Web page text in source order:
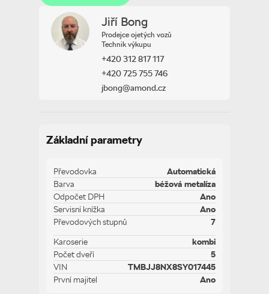
Jiří Bong
Prodejce ojetých vozů
Technik výkupu
+420 312 817 117
+420 725 755 746
jbong@amond.cz
Základní parametry
Převodovka
Automatická
Barva
béžová metalíza
Odpočet DPH
Ano
Servisní knížka
Ano
Převodových stupnů
7
Karoserie
kombi
Počet dveří
5
VIN
TMBJJ8NX8SY017445
První majitel
Ano